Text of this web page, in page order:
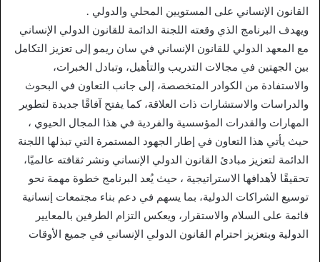
القانون الإنساني على المستويين المحلي والدولي .
ويهدف البرنامج الذي وقعته اللجنة الدائمة للقانون الدولي الإنساني
مع المعهد الدولي للقانون الإنساني في سان ريمو إلى تعزيز التكامل
بين الجهتين في مجالات التدريب والتأهيل، وتبادل الخبرات،
والاستفادة من الكوادر المتخصصة، إلى جانب التعاون في البحوث
والدراسات والاستشارات ذات العلاقة، كما يفتح آفاقًا جديدة لتطوير
المهارات والقدرات المؤسسية والفردية في هذا المجال الحيوي ،
حيث يأتي هذا التعاون في إطار الجهود المستمرة التي تبذلها اللجنة
الدائمة لتعزيز مبادئ القانون الدولي الإنساني ونشر ثقافته عالميًا،
تحقيقًا لأهدافها الاستراتيجية ، حيث يُعد البرنامج خطوة مهمة نحو
توسيع الشراكات الدولية، بما يسهم في دعم بناء مجتمعات إنسانية
قائمة على السلام والاستقرار، ويعكس التزام الطرفين بالمعايير
الدولية وبتعزيز احترام القانون الدولي الإنساني في جميع الأوقات